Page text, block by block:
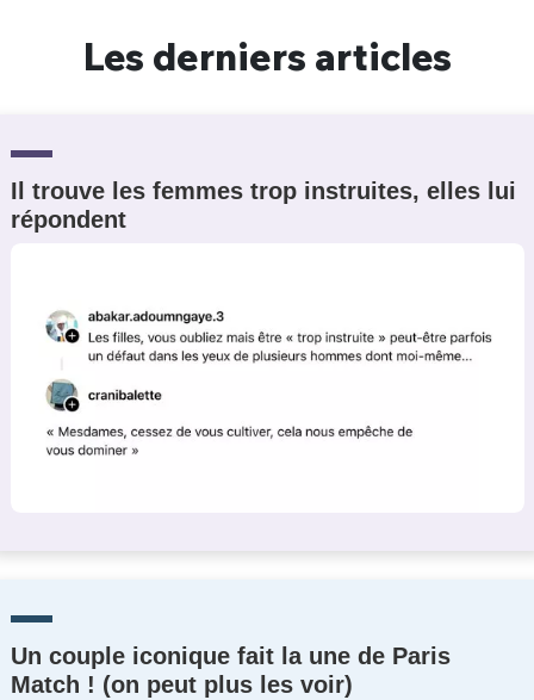
Les derniers articles
Il trouve les femmes trop instruites, elles lui
répondent
Un couple iconique fait la une de Paris
Match ! (on peut plus les voir)
Un Thread